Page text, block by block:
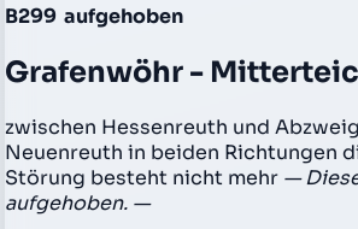
B299 aufgehoben
Grafenwöhr -
zwischen Hessenreuth und
Neuenreuth in beiden Richtungen
Störung besteht nicht mehr —
aufgehoben. —